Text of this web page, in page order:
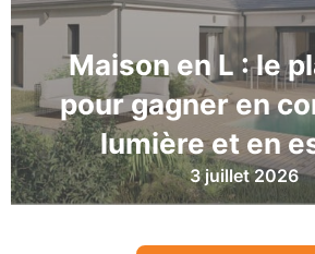
Maison en L : le
pour gagner en
lumière et en
3 juillet 2026